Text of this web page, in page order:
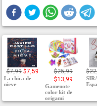
$7,99 $7,59
La chica de
nieve
$25,99
$13,99
Gamenote
color kit de
origami